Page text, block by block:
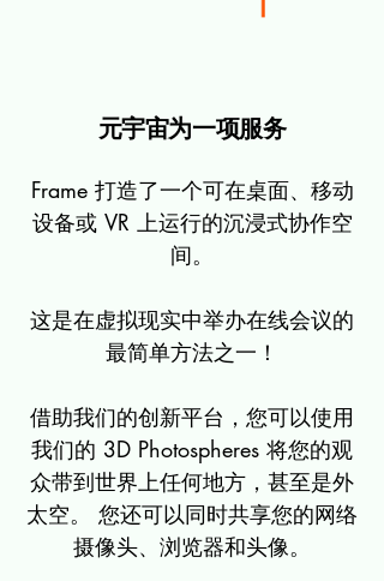
元宇宙为一项服务
Frame 打造了一个可在桌面、移动
设备或 VR 上运行的沉浸式协作空
间。
这是在虚拟现实中举办在线会议的
最简单方法之一！
借助我们的创新平台，您可以使用
我们的 3D Photospheres 将您的观
众带到世界上任何地方，甚至是外
太空。 您还可以同时共享您的网络
摄像头、浏览器和头像。